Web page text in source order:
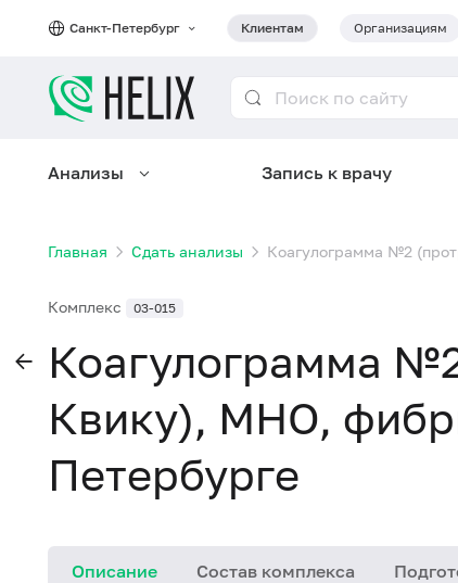
Санкт-Петербург Клиентам Организациям
Анализы Запись к врачу
Главная Сдать анализы Коагулограмма №2
Комплекс 03-015
Коагулограмма
Квику), МНО,
Петербурге
Описание Состав комплекса